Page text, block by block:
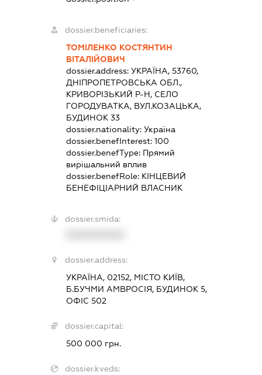
dossier.beneficiaries:
ТОМІЛЕНКО КОСТЯНТИН
ВІТАЛІЙОВИЧ
dossier.address: УКРАЇНА, 53760,
ДНІПРОПЕТРОВСЬКА ОБЛ.,
КРИВОРІЗЬКИЙ Р-Н, СЕЛО
ГОРОДУВАТКА, ВУЛ.КОЗАЦЬКА,
БУДИНОК 33
dossier.nationality: Україна
dossier.benefInterest: 100
dossier.benefType: Прямий
вирішальний вплив
dossier.benefRole: КІНЦЕВИЙ
БЕНЕФІЦІАРНИЙ ВЛАСНИК
dossier.smida:
dossier.address:
УКРАЇНА, 02152, МІСТО КИЇВ,
Б.БУЧМИ АМВРОСІЯ, БУДИНОК 5,
ОФІС 502
dossier.capital:
500 000 грн.
dossier.kveds: